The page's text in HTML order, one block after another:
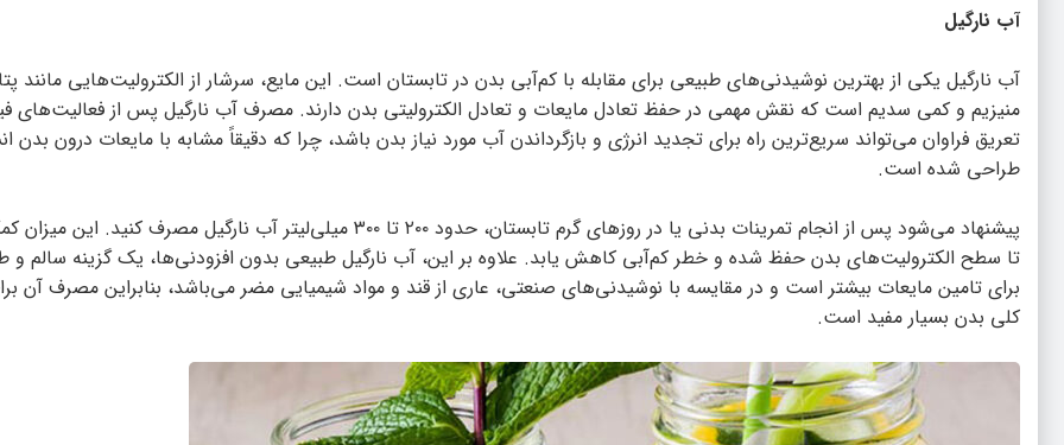
آب نارگیل
آب نارگیل یکی از بهترین نوشیدنی‌های طبیعی برای مقابله با کم‌آبی بدن در تابستان است. این مایع، سرشار از الکترولیت‌هایی مانند
منیزیم و کمی سدیم است که نقش مهمی در حفظ تعادل مایعات و تعادل الکترولیتی بدن دارند. مصرف آب نارگیل پس از فعالیت‌های
تعریق فراوان می‌تواند سریع‌ترین راه برای تجدید انرژی و بازگرداندن آب مورد نیاز بدن باشد، چرا که دقیقاً مشابه با مایعات درون بدن
طراحی شده است.
پیشنهاد می‌شود پس از انجام تمرینات بدنی یا در روزهای گرم تابستان، حدود ۲۰۰ تا ۳۰۰ میلی‌لیتر آب نارگیل مصرف
تا سطح الکترولیت‌های بدن حفظ شده و خطر کم‌آبی کاهش یابد. علاوه بر این، آب نارگیل طبیعی بدون افزودنی‌ها، یک گزینه سالم و
برای تامین مایعات بیشتر است و در مقایسه با نوشیدنی‌های صنعتی، عاری از قند و مواد شیمیایی مضر می‌باشد، بنابراین مصرف آن
کلی بدن بسیار مفید است.